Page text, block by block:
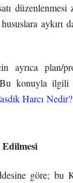
aykırı
ayrıca plan/
Bu konuyla ilgili
Harcı
göre; bu